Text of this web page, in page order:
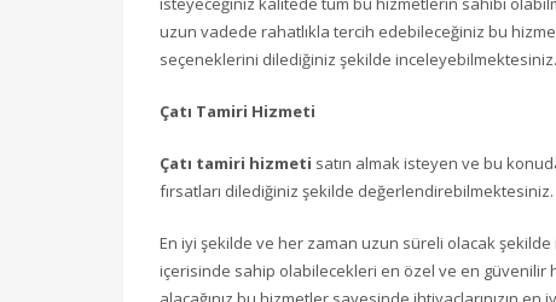
uzun vadede rahatlıkla tercih edebileceğiniz bu
seçeneklerini dilediğiniz şekilde inceleyebilmektesiniz.
Çatı Tamiri Hizmeti
Çatı tamiri hizmeti satın almak isteyen ve bu
fırsatları dilediğiniz şekilde değerlendirebilmektesiniz.
En iyi şekilde ve her zaman uzun süreli olacak
içerisinde sahip olabilecekleri en özel ve en güvenilir